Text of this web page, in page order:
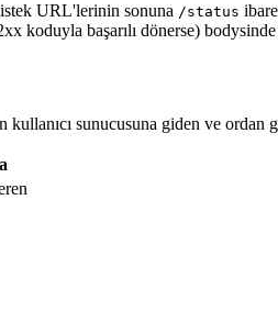
URL'lerinin sonuna /status
koduyla başarılı dönerse)
sunucusuna giden ve ordan